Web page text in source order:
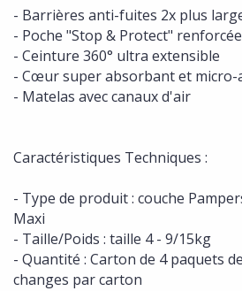
- Barrières anti-fuites 2x plus
- Poche "Stop & Protect" renforcée
- Ceinture 360° ultra extensible
- Cœur super absorbant et micro-
- Matelas avec canaux d'air
Caractéristiques Techniques :
- Type de produit : couche
Maxi
- Taille/Poids : taille 4 - 9/15kg
- Quantité : Carton de 4 paquets
changes par carton